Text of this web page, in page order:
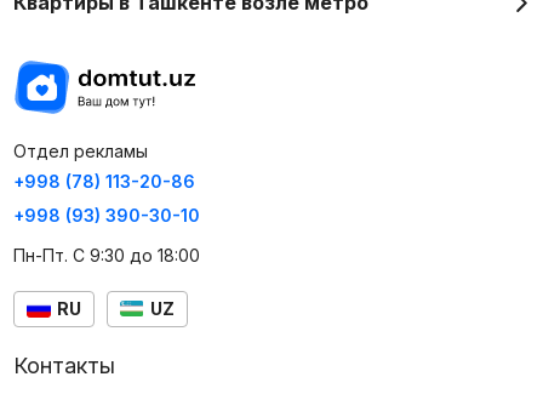
Отдел рекламы
+998 (78) 113-20-86
+998 (93) 390-30-10
Пн-Пт. С 9:30 до 18:00
RU UZ
Контакты